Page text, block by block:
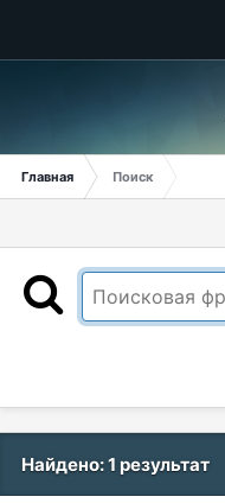
Главная Поиск
Найдено: 1 результат